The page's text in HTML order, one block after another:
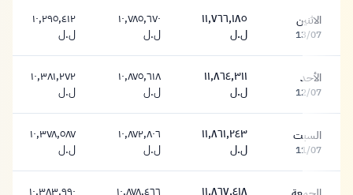
الاثنين
13/07 ١١,٧٦٦,١٨٥ ليرة
١١,٧٦٦,١٨٥
ل.ل
١٠,٧٨٥,٦٧٠ ليرة
١٠,٧٨٥,٦٧٠
ل.ل
١٠,٢٩٥,٤١٢ ليرة
١٠,٢٩٥,٤١٢
ل.ل
الأحد
12/07 ١١,٨٦٤,٣١١ ليرة
١١,٨٦٤,٣١١
ل.ل
١٠,٨٧٥,٦١٨ ليرة
١٠,٨٧٥,٦١٨
ل.ل
١٠,٣٨١,٢٧٢ ليرة
١٠,٣٨١,٢٧٢
ل.ل
السبت
11/07 ١١,٨٦١,٢٤٣ ليرة
١١,٨٦١,٢٤٣
ل.ل
١٠,٨٧٢,٨٠٦ ليرة
١٠,٨٧٢,٨٠٦
ل.ل
١٠,٣٧٨,٥٨٧ ليرة
١٠,٣٧٨,٥٨٧
ل.ل
١١,٨٦٧,٤١٨
١٠,٨٧٨,٤٦٦
١٠,٣٨٣,٩٩٠